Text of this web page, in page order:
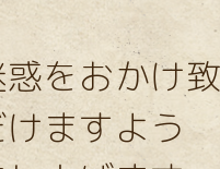
をおかけ
ますよう